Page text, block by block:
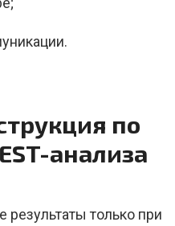
по
анализа
результаты только при